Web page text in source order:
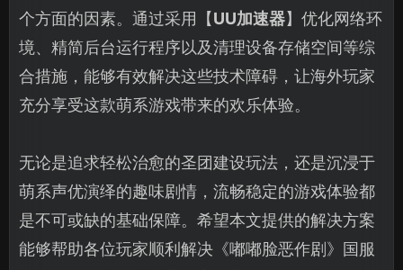
个方面的因素。通过采用【UU加速器】优化网络环
境、精简后台运行程序以及清理设备存储空间等综
合措施，能够有效解决这些技术障碍，让海外玩家
充分享受这款萌系游戏带来的欢乐体验。
无论是追求轻松治愈的圣团建设玩法，还是沉浸于
萌系声优演绎的趣味剧情，流畅稳定的游戏体验都
是不可或缺的基础保障。希望本文提供的解决方案
能够帮助各位玩家顺利解决《嘟嘟脸恶作剧》国服